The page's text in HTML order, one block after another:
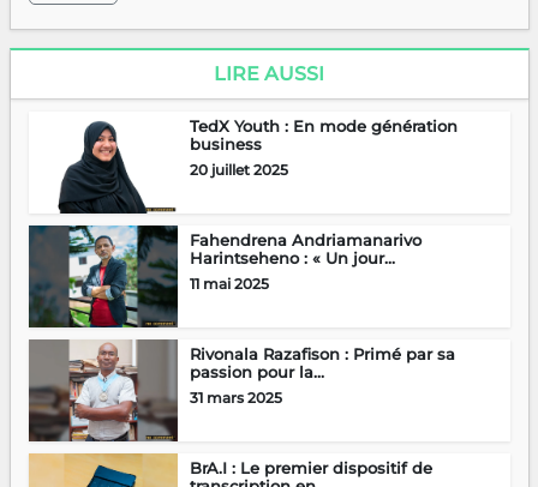
LIRE AUSSI
TedX Youth : En mode génération
business
20 juillet 2025
Fahendrena Andriamanarivo
Harintseheno : « Un jour...
11 mai 2025
Rivonala Razafison : Primé par sa
passion pour la...
31 mars 2025
BrA.I : Le premier dispositif de